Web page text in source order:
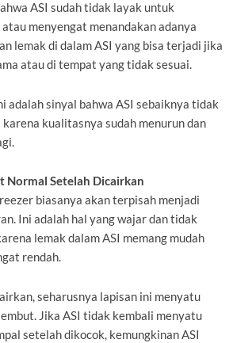
ASI sudah tidak layak untuk
menyengat menandakan adanya
lemak di dalam ASI yang bisa terjadi jika
atau di tempat yang tidak sesuai.
adalah sinyal bahwa ASI sebaiknya tidak
kualitasnya sudah menurun dan
Normal Setelah Dicairkan
biasanya akan terpisah menjadi
Ini adalah hal yang wajar dan tidak
lemak dalam ASI memang mudah
rendah.
seharusnya lapisan ini menyatu
Jika ASI tidak kembali menyatu
setelah dikocok, kemungkinan ASI